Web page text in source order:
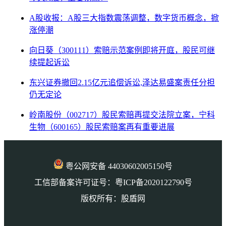
A股收报：A股三大指数震荡调整，数字货币概念，掀
涨停潮
向日葵（300111）索赔示范案例即将开庭，股民可继
续提起诉讼
东兴证券撤回2.15亿元追偿诉讼,泽达易盛案责任分担
仍无定论
岭南股份（002717）股民索赔再提交法院立案，宁科
生物（600165）股民索赔案再有重要进展
粤公网安备 44030602005150号
工信部备案许可证号：粤ICP备2020122790号
版权所有：股盾网